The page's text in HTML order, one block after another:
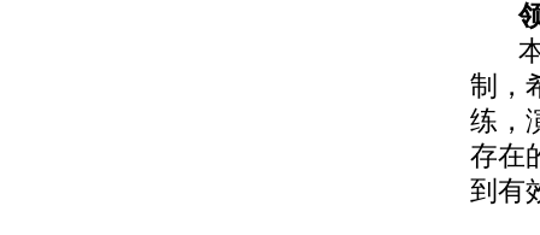
制，
练，
存在
到有